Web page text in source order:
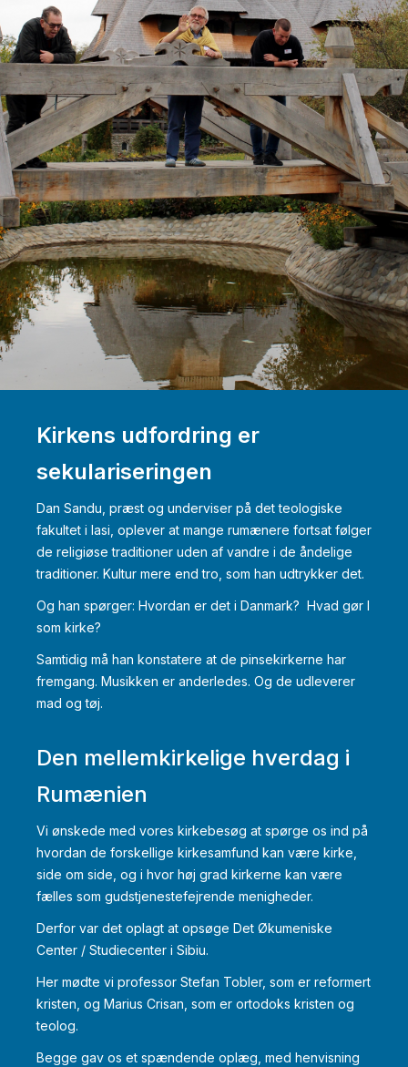
Kirkens udfordring er
sekulariseringen
Dan Sandu, præst og underviser på det teologiske
fakultet i Iasi, oplever at mange rumænere fortsat følger
de religiøse traditioner uden af vandre i de åndelige
traditioner. Kultur mere end tro, som han udtrykker det.
Og han spørger: Hvordan er det i Danmark? Hvad gør I
som kirke?
Samtidig må han konstatere at de pinsekirkerne har
fremgang. Musikken er anderledes. Og de udleverer
mad og tøj.
Den mellemkirkelige hverdag i
Rumænien
Vi ønskede med vores kirkebesøg at spørge os ind på
hvordan de forskellige kirkesamfund kan være kirke,
side om side, og i hvor høj grad kirkerne kan være
fælles som gudstjenestefejrende menigheder.
Derfor var det oplagt at opsøge Det Økumeniske
Center / Studiecenter i Sibiu.
Her mødte vi professor Stefan Tobler, som er reformert
kristen, og Marius Crisan, som er ortodoks kristen og
teolog.
Begge gav os et spændende oplæg, med henvisning